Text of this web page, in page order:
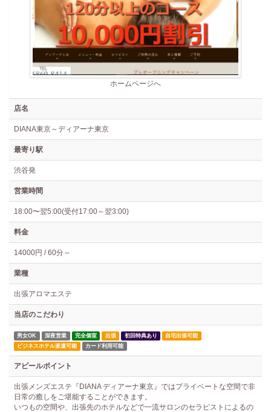
ホームページへ
店名
DIANA東京～ディアーナ東京
最寄り駅
渋谷発
営業時間
18:00〜翌5:00(受付17:00～翌3:00)
料金
14000円 / 60分～
業種
出張アロマエステ
当店のこだわり
男女OK 深夜営業 完全個室 出張 初回特典あり
自宅出張可能
ビジネスホテル派遣可能
カード利用可能
アピールポイント
出張メンズエステ『DIANA ディアーナ東京』ではプライベートな空間で非
日常の癒しをご堪能することができます。
いつもの空間や、出張先のホテルなどで一流サロンのセラピストによるの